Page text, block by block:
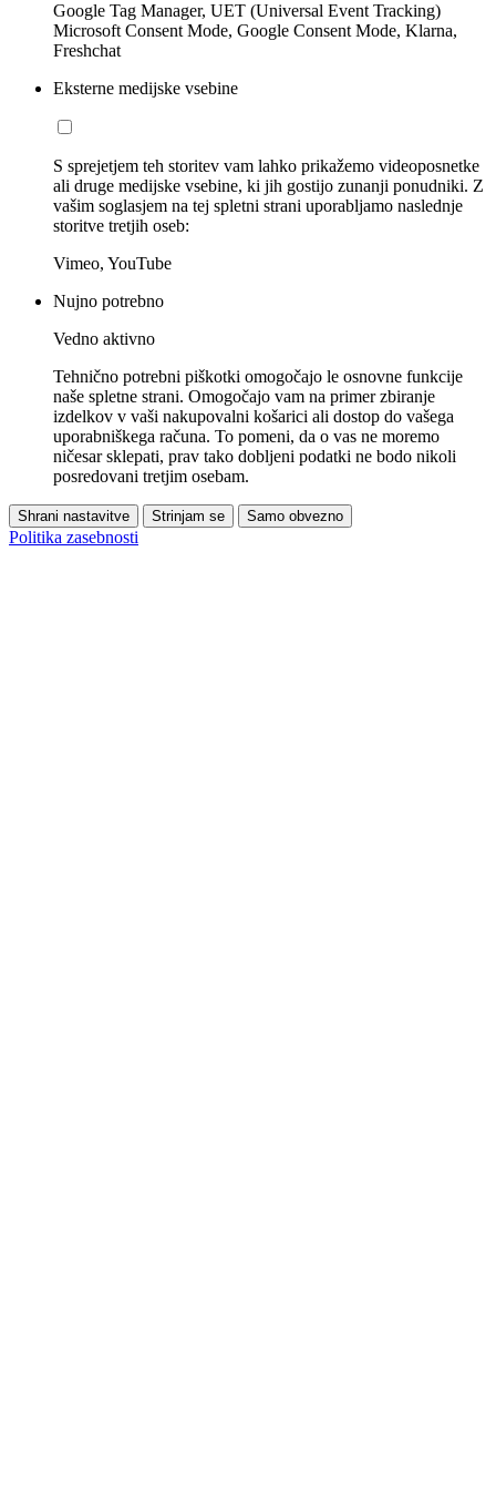
Google Tag Manager, UET (Universal Event Tracking)
Microsoft Consent Mode, Google Consent Mode, Klarna,
Freshchat
Eksterne medijske vsebine
S sprejetjem teh storitev vam lahko prikažemo videoposnetke
ali druge medijske vsebine, ki jih gostijo zunanji ponudniki. Z
vašim soglasjem na tej spletni strani uporabljamo naslednje
storitve tretjih oseb:
Vimeo, YouTube
Nujno potrebno
Vedno aktivno
Tehnično potrebni piškotki omogočajo le osnovne funkcije
naše spletne strani. Omogočajo vam na primer zbiranje
izdelkov v vaši nakupovalni košarici ali dostop do vašega
uporabniškega računa. To pomeni, da o vas ne moremo
ničesar sklepati, prav tako dobljeni podatki ne bodo nikoli
posredovani tretjim osebam.
Shrani nastavitve Strinjam se Samo obvezno
Politika zasebnosti